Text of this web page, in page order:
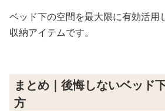
ベッド下の空間を最大限に有効活用
収納アイテムです。
まとめ｜後悔しないベッド
方